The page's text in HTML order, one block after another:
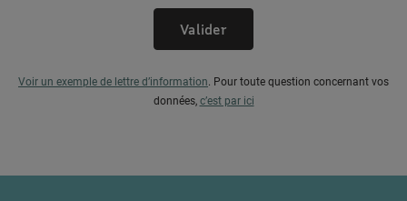
Valider
Voir un exemple de lettre d’information. Pour toute question concernant vos
données, c’est par ici